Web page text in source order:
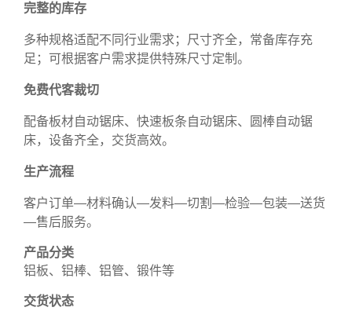
完整的库存
多种规格适配不同行业需求；尺寸齐全，常备库存充
足；可根据客户需求提供特殊尺寸定制。
免费代客裁切
配备板材自动锯床、快速板条自动锯床、圆棒自动锯
床，设备齐全，交货高效。
生产流程
客户订单—材料确认—发料—切割—检验—包装—送货
—售后服务。
产品分类
铝板、铝棒、铝管、锻件等
交货状态